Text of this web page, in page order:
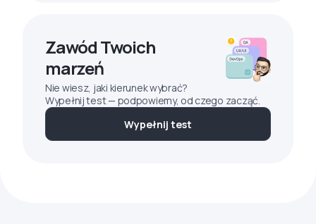
Zawód Twoich
marzeń
Nie wiesz, jaki kierunek wybrać?
Wypełnij test — podpowiemy, od czego zacząć.
Wypełnij test